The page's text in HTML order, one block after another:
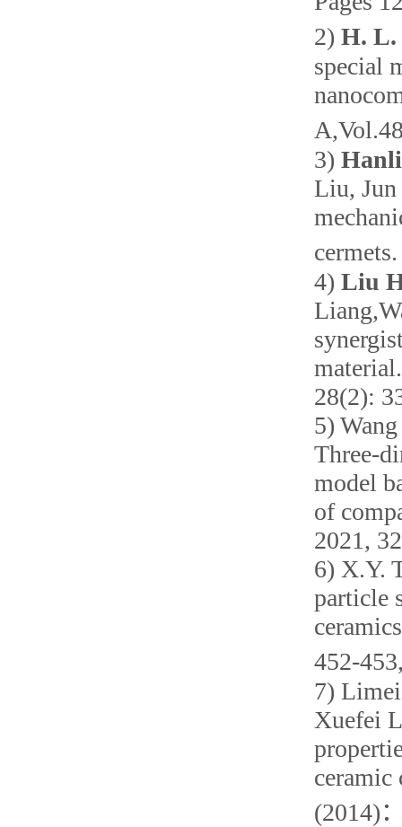
2) H.
special
3)
Liu, Jun
4) Liu
28(2):
5)
Three-
model
of
2021,
6) X.Y.
particle
452-
7)
Xuefei
ceramic
(2014)